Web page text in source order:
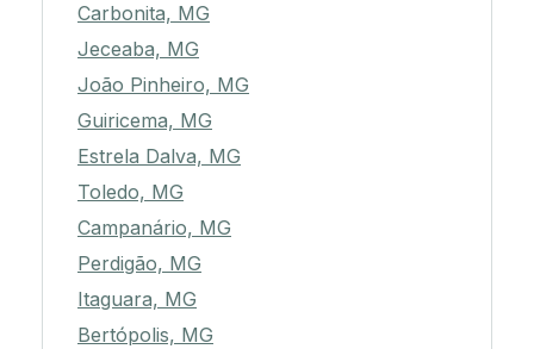
Carbonita, MG
Jeceaba, MG
João Pinheiro, MG
Guiricema, MG
Estrela Dalva, MG
Toledo, MG
Campanário, MG
Perdigão, MG
Itaguara, MG
Bertópolis, MG